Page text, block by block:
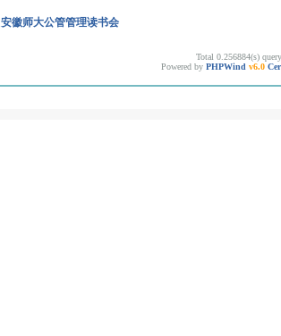
安徽师大公管管理读书会
Total 0.256884(s)
Powered by PHPWind v6.0